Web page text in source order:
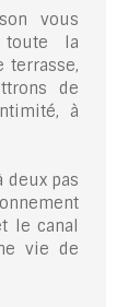
vous
toute la
terrasse,
de
à
deux pas
le canal
vie de